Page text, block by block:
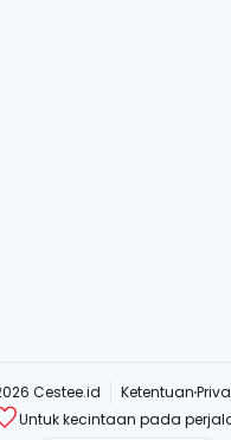
Cestee.id Ketentuan
Untuk kecintaan pada